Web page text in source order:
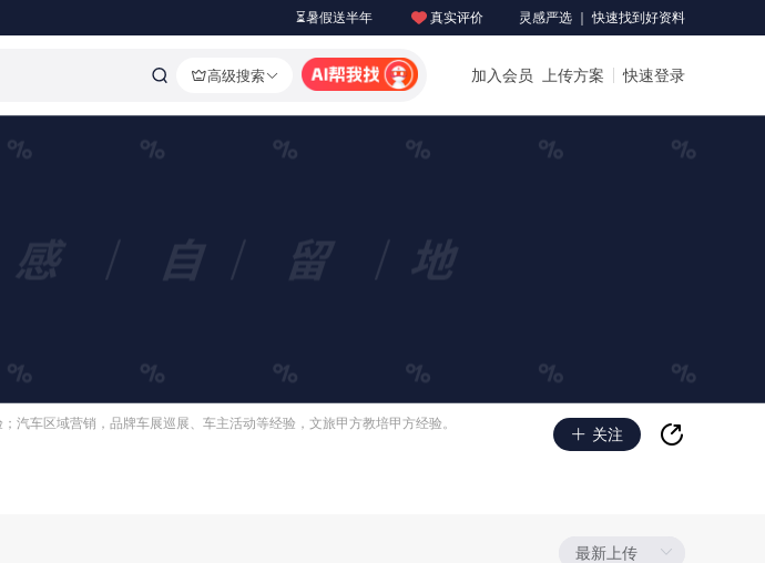
⏳暑假送半年 真实评价 灵感严选 ｜ 快速找到好资料
高级搜索 加入会员 上传方案 快速登录
汽车区域营销，品牌车展巡展、车主活动等经验，文旅甲方教培甲方经验。
关注